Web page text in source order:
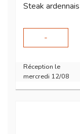
Steak ardennais
-
Réception le
mercredi 12/08